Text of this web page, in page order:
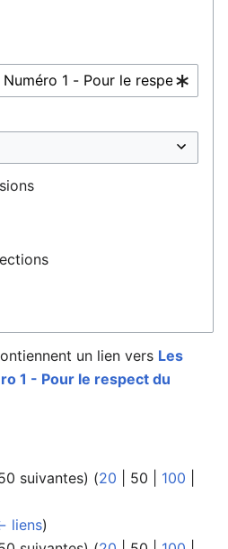
un lien vers Les
1 - Pour le respect du
suivantes) (20 50 100
liens)